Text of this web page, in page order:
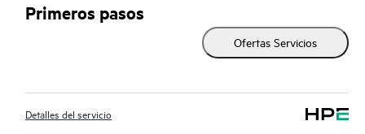
El servicio HPE Tech Care habilita el acceso directo a
especialistas en productos concretos y proporciona
de actuar de manera más eficiente. Los clientes del servicio HPE
Tech Care pueden acceder al soporte a través de diversos
Primeros pasos
Ofertas Servicios
Detalles del servicio